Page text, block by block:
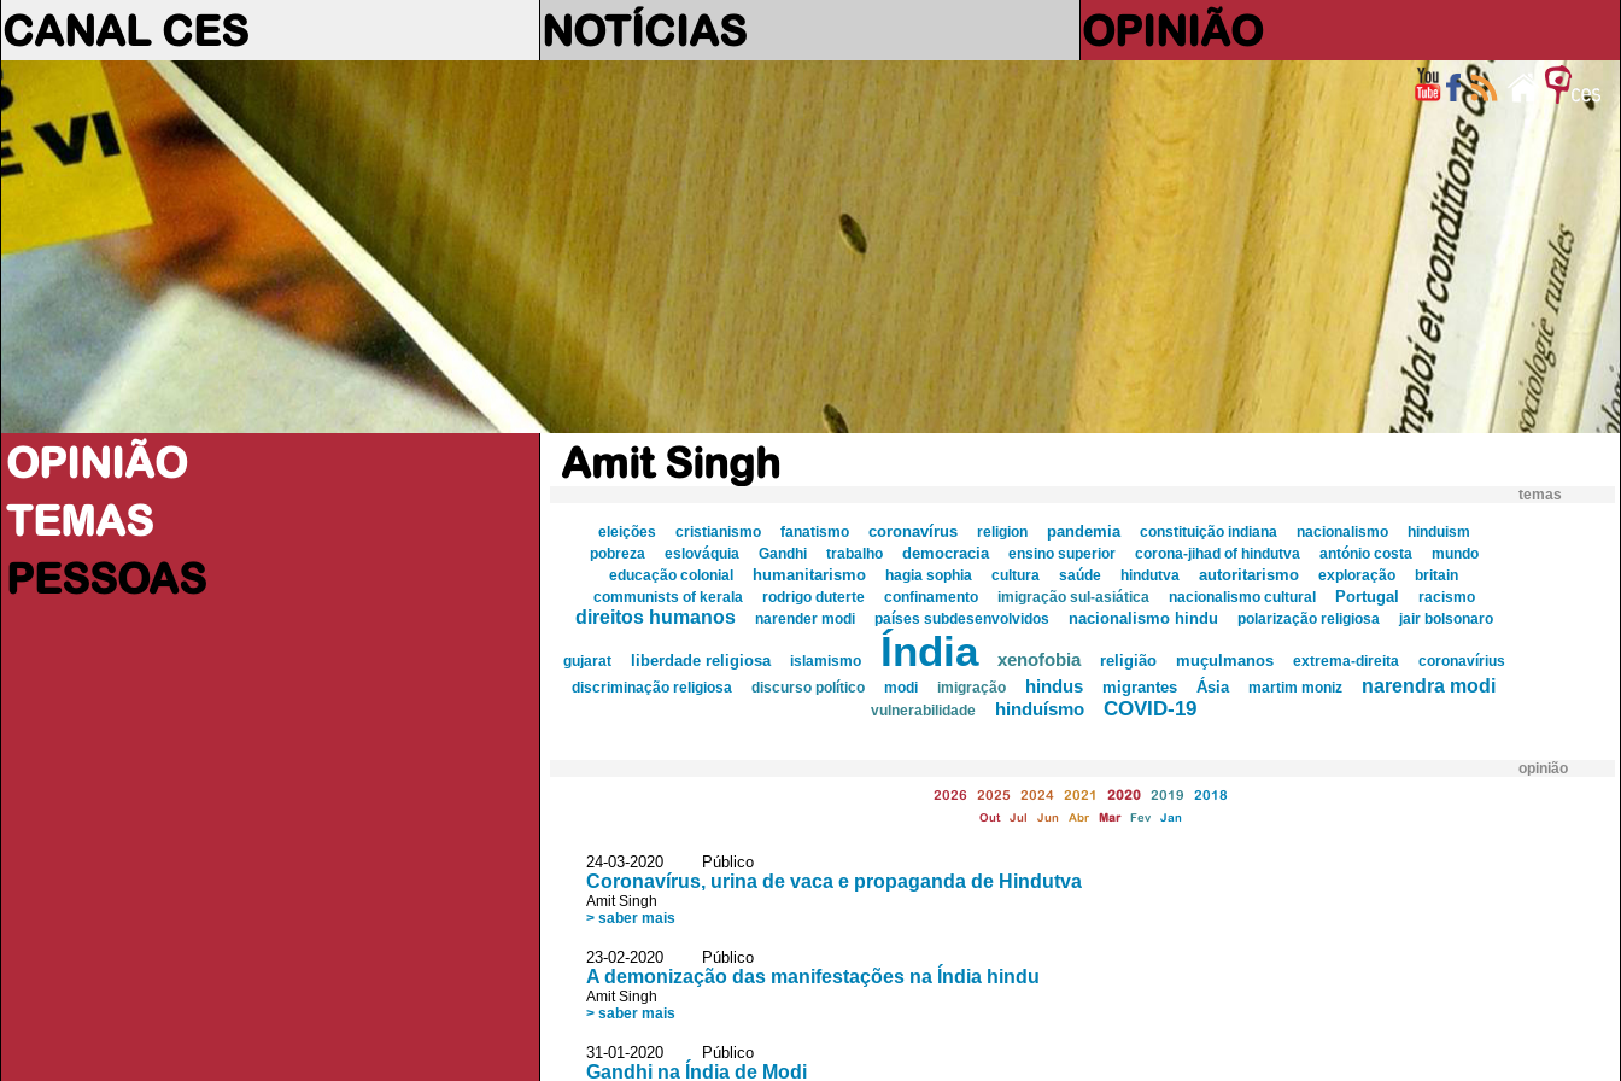
CANAL CES NOTÍCIAS OPINIÃO
OPINIÃO
TEMAS
PESSOAS
Amit Singh
temas
eleições cristianismo fanatismo coronavírus religion pandemia constituição indiana nacionalismo
hinduism
pobreza
eslováquia Gandhi trabalho democracia ensino superior corona-jihad of hindutva antónio costa
mundo
educação colonial
humanitarismo hagia sophia cultura saúde hindutva autoritarismo exploração
britain
communists of kerala
rodrigo duterte confinamento imigração sul-asiática nacionalismo cultural Portugal racismo
direitos humanos narender modi países subdesenvolvidos nacionalismo hindu polarização religiosa jair bolsonaro
gujarat liberdade religiosa islamismo Índia xenofobia religião muçulmanos extrema-direita
coronavírius
discriminação religiosa
discurso político modi imigração hindus migrantes Ásia martim moniz narendra modi
vulnerabilidade hinduísmo COVID-19
opinião
2026 2025 2024 2021 2020 2019 2018
Out Jul Jun Abr Mar Fev Jan
24-03-2020 Público
Coronavírus, urina de vaca e propaganda de Hindutva
Amit Singh
> saber mais
23-02-2020 Público
A demonização das manifestações na Índia hindu
Amit Singh
> saber mais
31-01-2020 Público
Gandhi na Índia de Modi